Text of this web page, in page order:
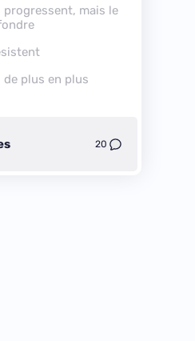
progressent, mais le
de plus en plus
20